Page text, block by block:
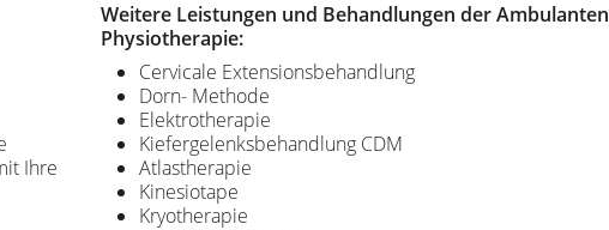
Ihre
Weitere Leistungen und Behandlungen der Ambulanten
Physiotherapie:
Cervicale Extensionsbehandlung
Dorn- Methode
Elektrotherapie
Kiefergelenksbehandlung CDM
Atlastherapie
Kinesiotape
Kryotherapie